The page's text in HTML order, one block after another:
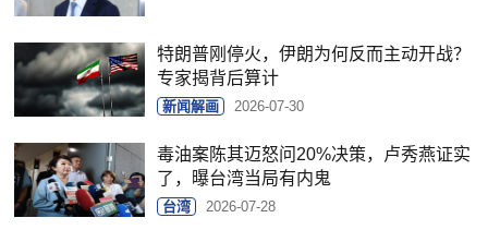
特朗普刚停火，伊朗为何反而主动开战？
专家揭背后算计
新闻解画 2026-07-30
毒油案陈其迈怒问20%决策，卢秀燕证实
了，曝台湾当局有内鬼
台湾 2026-07-28